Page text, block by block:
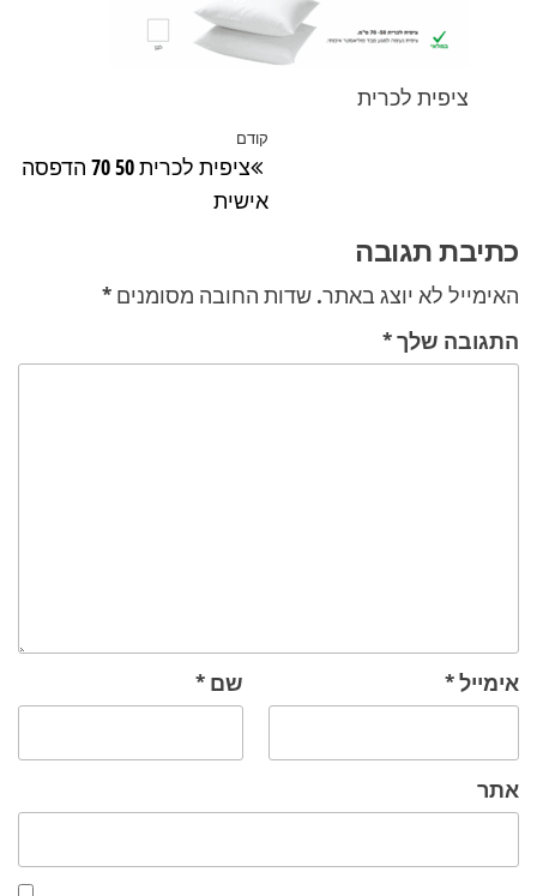
ציפית לכרית
הפוסט
הקודם
קודם
ציפית לכרית 50 70 הדפסה
אישית
כתיבת תגובה
האימייל לא יוצג באתר. שדות החובה מסומנים *
התגובה שלך*
שם * אימייל*
אתר